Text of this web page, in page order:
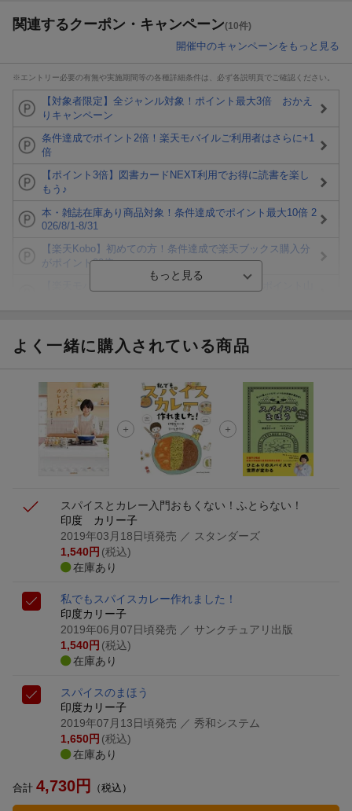
関連するクーポン・キャンペーン(10件)
開催中のキャンペーンをもっと見る
※エントリー必要の有無や実施期間等の各種詳細条件は、必ず各説明頁でご確認ください。
【対象者限定】全ジャンル対象！ポイント最大3倍 おかえ
りキャンペーン
条件達成でポイント2倍！楽天モバイルご利用者はさらに+1
倍
【ポイント3倍】図書カードNEXT利用でお得に読書を楽し
もう♪
本・雑誌在庫あり商品対象！条件達成でポイント最大10倍 2
026/8/1-8/31
【楽天Kobo】初めての方！条件達成で楽天ブックス購入分
がポイント20倍
ト山分け
エントリー＆3,000円以上購入で無料データSIM（3GB/月プ
ラン）が当たる！
楽天モバイル紹介キャンペーンの拡散で300円OFFクーポン
進呈
よく一緒に購入されている商品
スパイスとカレー入門おもくない！ふとらない！
印度 カリー子
2019年03月18日頃発売 ／ スタンダーズ
1,540円 (税込)
在庫あり
私でもスパイスカレー作れました！
印度カリー子
2019年06月07日頃発売 ／ サンクチュアリ出版
1,540円 (税込)
在庫あり
スパイスのまほう
印度カリー子
2019年07月13日頃発売 ／ 秀和システム
1,650円 (税込)
在庫あり
合計 4,730円 （税込）